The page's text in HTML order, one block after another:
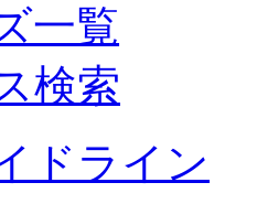
一覧
検索
ドライン